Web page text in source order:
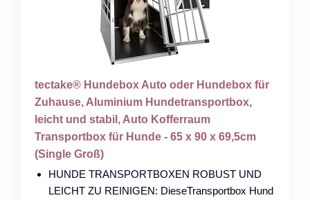
tectake® Hundebox Auto oder Hundebox für
Zuhause, Aluminium Hundetransportbox,
leicht und stabil, Auto Kofferraum
Transportbox für Hunde - 65 x 90 x 69,5cm
(Single Groß)
HUNDE TRANSPORTBOXEN ROBUST UND
LEICHT ZU REINIGEN: DieseTransportbox Hund